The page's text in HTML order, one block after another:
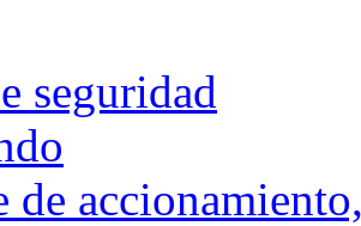
seguridad
de